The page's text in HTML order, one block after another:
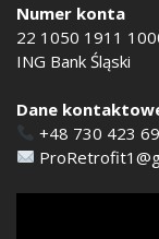
Numer konta
22 1050 1911
ING Bank Śląski
Dane
+48 730 423